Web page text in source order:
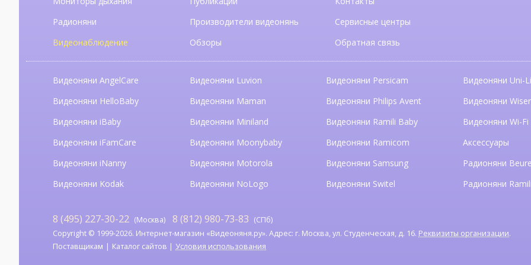
Радионяни
Видеонаблюдение
Производители видеонянь
Обзоры
Сервисные центры
Обратная связь
Видеоняни AngelCare
Видеоняни HelloBaby
Видеоняни iBaby
Видеоняни iFamCare
Видеоняни iNanny
Видеоняни Kodak
Видеоняни Luvion
Видеоняни Maman
Видеоняни Miniland
Видеоняни Moonybaby
Видеоняни Motorola
Видеоняни NoLogo
Видеоняни Persicam
Видеоняни Philips Avent
Видеоняни Ramili Baby
Видеоняни Ramicom
Видеоняни Samsung
Видеоняни Switel
Видеоняни Uni-
Видеоняни
Видеоняни Wi-Fi
Аксессуары
Радионяни
Радионяни Ramili
8 (495) 227-30-22 (Москва) 8 (812) 980-73-83 (СПб)
Copyright © 1999-2026. Интернет-магазин «Видеоняня.ру». Адрес: г. Москва, ул. Студенческая, д. 16. Реквизиты организации.
Поставщикам
Каталог сайтов Условия использования